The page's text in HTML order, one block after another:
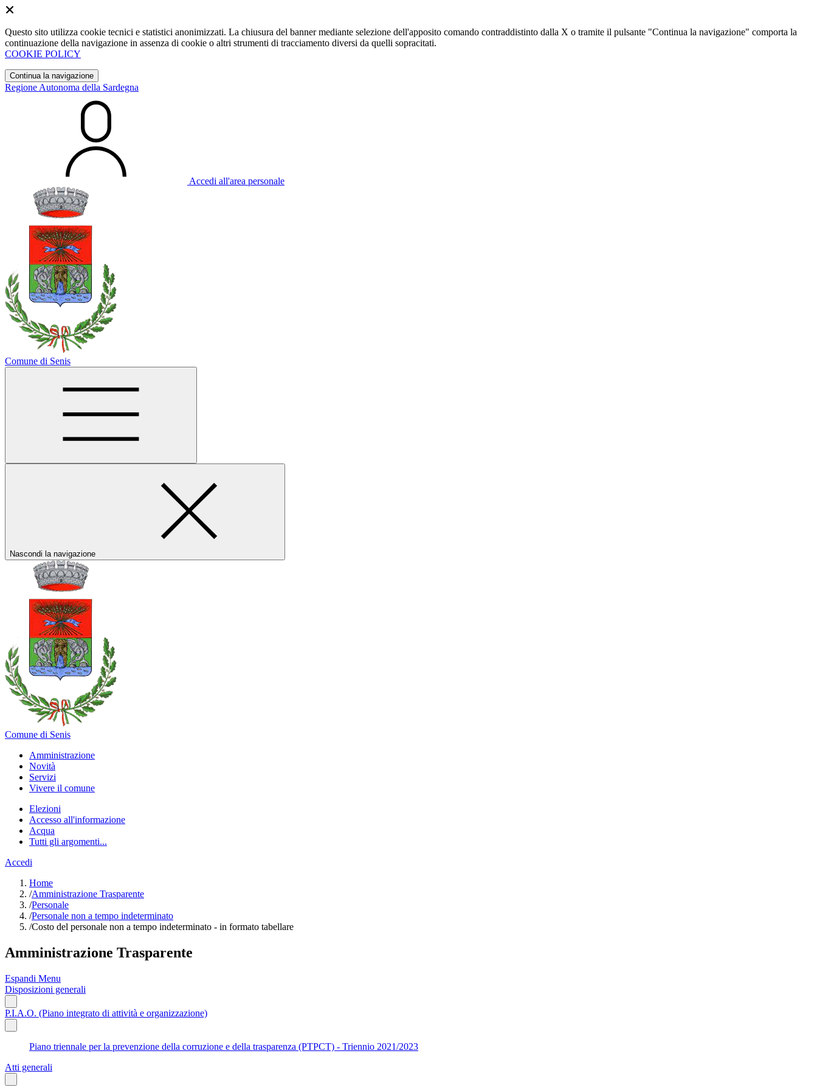
Questo sito utilizza cookie tecnici e statistici anonimizzati. La chiusura del banner mediante selezione dell'apposito comando contraddistinto dalla X o tramite il pulsante "Continua la navigazione" comporta la
continuazione della navigazione in assenza di cookie o altri strumenti di tracciamento diversi da quelli sopracitati.
COOKIE POLICY
Continua la navigazione
Regione Autonoma della Sardegna
Accedi all'area personale
Comune di Senis
Nascondi la navigazione
Comune di Senis
Amministrazione
Novità
Servizi
Vivere il comune
Elezioni
Accesso all'informazione
Acqua
Tutti gli argomenti...
Accedi
Home
/Amministrazione Trasparente
/Personale
/Personale non a tempo indeterminato
/Costo del personale non a tempo indeterminato - in formato tabellare
Amministrazione Trasparente
Espandi Menu
Disposizioni generali
P.I.A.O. (Piano integrato di attività e organizzazione)
Piano triennale per la prevenzione della corruzione e della trasparenza (PTPCT) - Triennio 2021/2023
Atti generali